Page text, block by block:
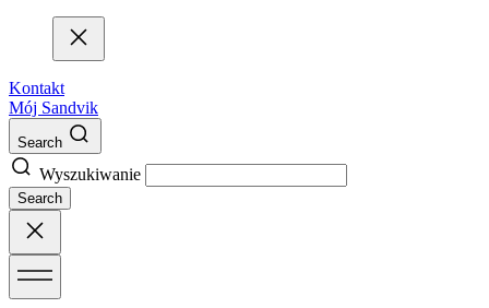
Kontakt
Mój Sandvik
Search
Wyszukiwanie
Search